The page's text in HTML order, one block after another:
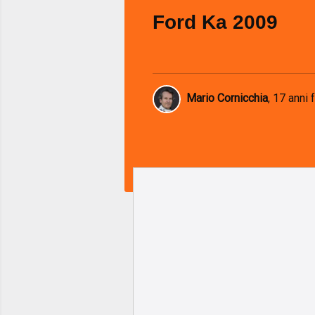
Ford Ka 2009
Mario Cornicchia, 17 anni